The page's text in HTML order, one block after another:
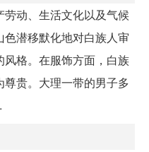
动、生活文化以及气候
潜移默化地对白族人审
格。在服饰方面，白族
贵。大理一带的男子多